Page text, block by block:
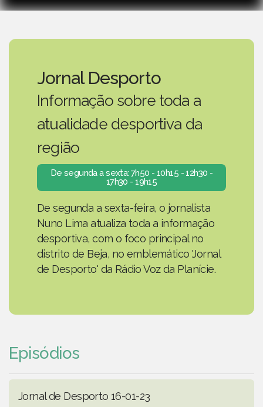
Jornal Desporto
Informação sobre toda a
atualidade desportiva da
região
De segunda a sexta: 7h50 - 10h15 - 12h30 -
17h30 - 19h15
De segunda a sexta-feira, o jornalista
Nuno Lima atualiza toda a informação
desportiva, com o foco principal no
distrito de Beja, no emblemático 'Jornal
de Desporto' da Rádio Voz da Planície.
Episódios
Jornal de Desporto 16-01-23